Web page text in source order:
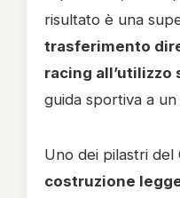
risultato è una
trasferimento
racing all’utilizzo
guida sportiva a
Uno dei pilastri del
costruzione